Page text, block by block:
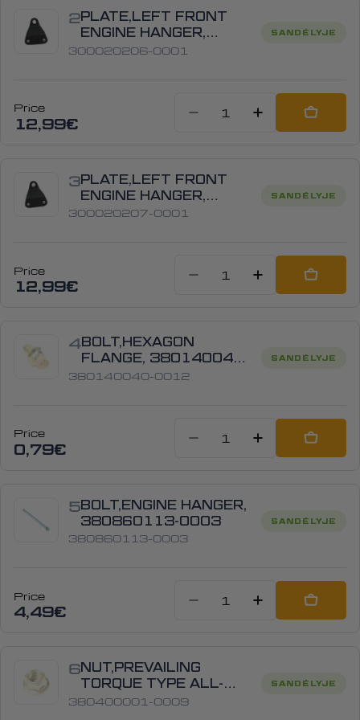
2PLATE,LEFT FRONT
ENGINE HANGER,
300020206-0001
300020206-0001
SANDĖLYJE
Price
12,99€ Sumažinti kiekį:
Padidinti
Add
3PLATE,LEFT FRONT
ENGINE HANGER,
300020207-0001
300020207-0001
SANDĖLYJE
Price
12,99€ Sumažinti kiekį:
Padidinti
Add
4BOLT,HEXAGON
FLANGE, 380140040-
0012
380140040-0012
SANDĖLYJE
Price
0,79€ Sumažinti kiekį:
Padidinti
Add
5BOLT,ENGINE HANGER,
380860113-0003
380860113-0003
SANDĖLYJE
Price
4,49€ Sumažinti kiekį:
Padidinti
Add
6NUT,PREVAILING
TORQUE TYPE ALL-
METAL HEXAGON WITH
380400001-0009
SANDĖLYJE